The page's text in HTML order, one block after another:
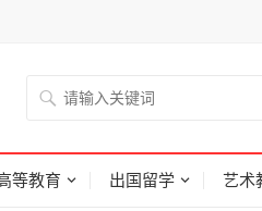
等教育 出国留学 艺术